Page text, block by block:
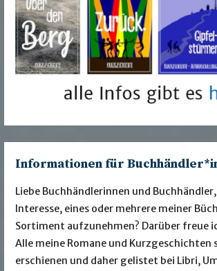
Informationen für
Liebe Buchhändlerinnen und Buchhändler,
Interesse, eines oder mehrere meiner
Sortiment aufzunehmen? Darüber freue
Alle meine Romane und Kurzgeschichten
erschienen und daher gelistet bei Libri,